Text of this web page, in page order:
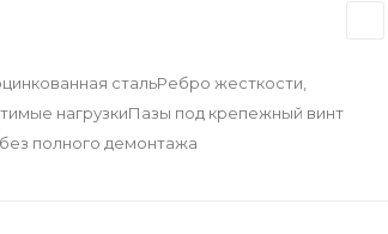
стальРебро жесткости,
нагрузкиПазы под крепежный винт
полного демонтажа